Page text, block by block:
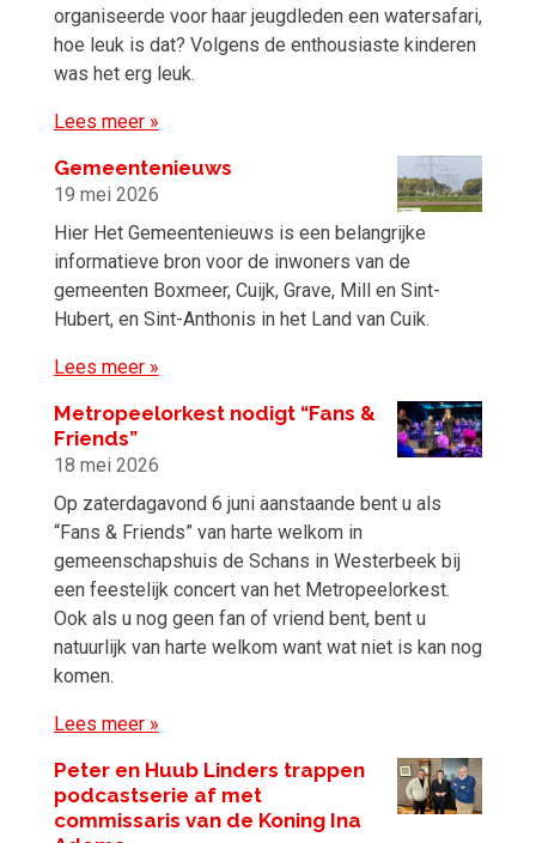
organiseerde voor haar jeugdleden een watersafari,
hoe leuk is dat? Volgens de enthousiaste kinderen
was het erg leuk.
Lees meer »
Gemeentenieuws
19 mei 2026
Hier Het Gemeentenieuws is een belangrijke
informatieve bron voor de inwoners van de
gemeenten Boxmeer, Cuijk, Grave, Mill en Sint-
Hubert, en Sint-Anthonis in het Land van Cuik.
Lees meer »
Metropeelorkest nodigt “Fans &
Friends”
18 mei 2026
Op zaterdagavond 6 juni aanstaande bent u als
“Fans & Friends” van harte welkom in
gemeenschapshuis de Schans in Westerbeek bij
een feestelijk concert van het Metropeelorkest.
Ook als u nog geen fan of vriend bent, bent u
natuurlijk van harte welkom want wat niet is kan nog
komen.
Lees meer »
Peter en Huub Linders trappen
podcastserie af met
commissaris van de Koning Ina